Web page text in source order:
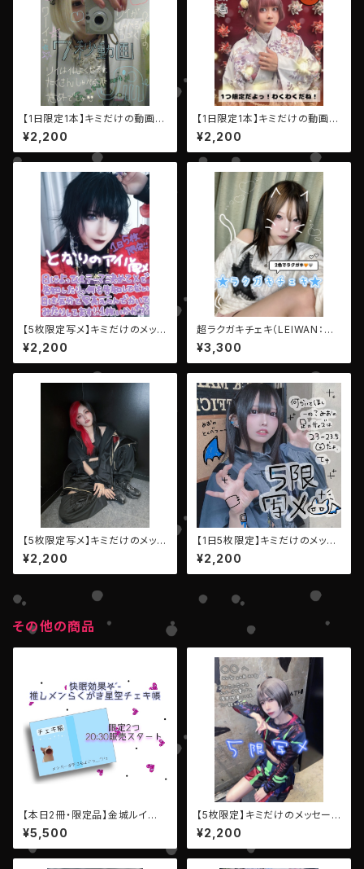
【1日限定1本】キミだけの動画
（7秒）【AIBECK・リイ】
¥2,200
【1日限定1本】キミだけの動画
（7秒）【AIBECK・ひなたゆか】
¥2,200
【5枚限定写メ】キミだけのメッセ
ージ写メ【AIBECK・となりのア
イル】
¥2,200
超ラクガキチェキ（LEIWAN：ユ
ウヒ・リコ）
¥3,300
【5枚限定写メ】キミだけのメッセ
ージ写メ【AIBECK・大神のん】
¥2,200
【1日5枚限定】キミだけのメッセ
ージ写メ【LEIWAN・澪・モンス
ター】
¥2,200
その他の商品
【本日2冊・限定品】金城ルイ▶︎
推しメン♡チェキ帳・LEIWAN
¥5,500
【5枚限定】キミだけのメッセー
ジ写メ【望月しの（EMPATHY）】
¥2,200